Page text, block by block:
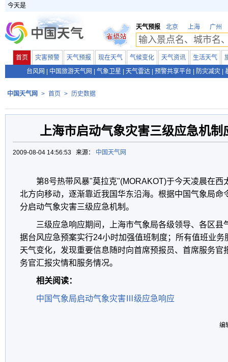
今天是
天气预报 北京 上海 广州
首页 灾害预警 天气预报 现在天气 气候变化 天气资讯 生活天气
台风网
中国旅游天气网 气象卫星 天气雷达 预警共享平台 防灾减灾
中国天气网 > 首页 > 历史数据
上海市启动气象灾害三级应急机制
2009-08-04 14:56:53 来源： 中国天气网
第8号热带风暴"莫拉克"(MORAKOT)于今天凌晨在西
北方向移动，逐渐靠近我国华东沿海。根据中国气象局命
分启动气象灾害三级应急机制。
三级应急响应期间，上海市气象局各级领导、各区县
据台风应急预案实行24小时加强值班制度；所有值班业
天气变化，发现重要信息随时向首席预报员、首席服务官
务官汇报灾情和服务情况。
相关阅读：
中国气象局启动气象灾害Ⅲ级应急响应
编